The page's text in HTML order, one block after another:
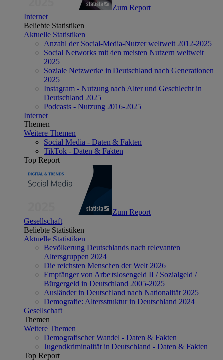
Zum Report
Internet
Beliebte Statistiken
Aktuelle Statistiken
Anzahl der Social-Media-Nutzer weltweit 2012-2025
Social Networks mit den meisten Nutzern weltweit
2025
Soziale Netzwerke in Deutschland nach Generationen
2025
Instagram - Nutzung nach Alter und Geschlecht in
Deutschland 2025
Podcasts - Nutzung 2016-2025
Internet
Themen
Weitere Themen
Social Media - Daten & Fakten
TikTok - Daten & Fakten
Top Report
Zum Report
Gesellschaft
Beliebte Statistiken
Aktuelle Statistiken
Bevölkerung Deutschlands nach relevanten
Altersgruppen 2024
Die reichsten Menschen der Welt 2026
Empfänger von Arbeitslosengeld II / Sozialgeld /
Bürgergeld in Deutschland 2005-2025
Ausländer in Deutschland nach Nationalität 2025
Demografie: Altersstruktur in Deutschland 2024
Gesellschaft
Themen
Weitere Themen
Demografischer Wandel - Daten & Fakten
Jugendkriminalität in Deutschland - Daten & Fakten
Top Report